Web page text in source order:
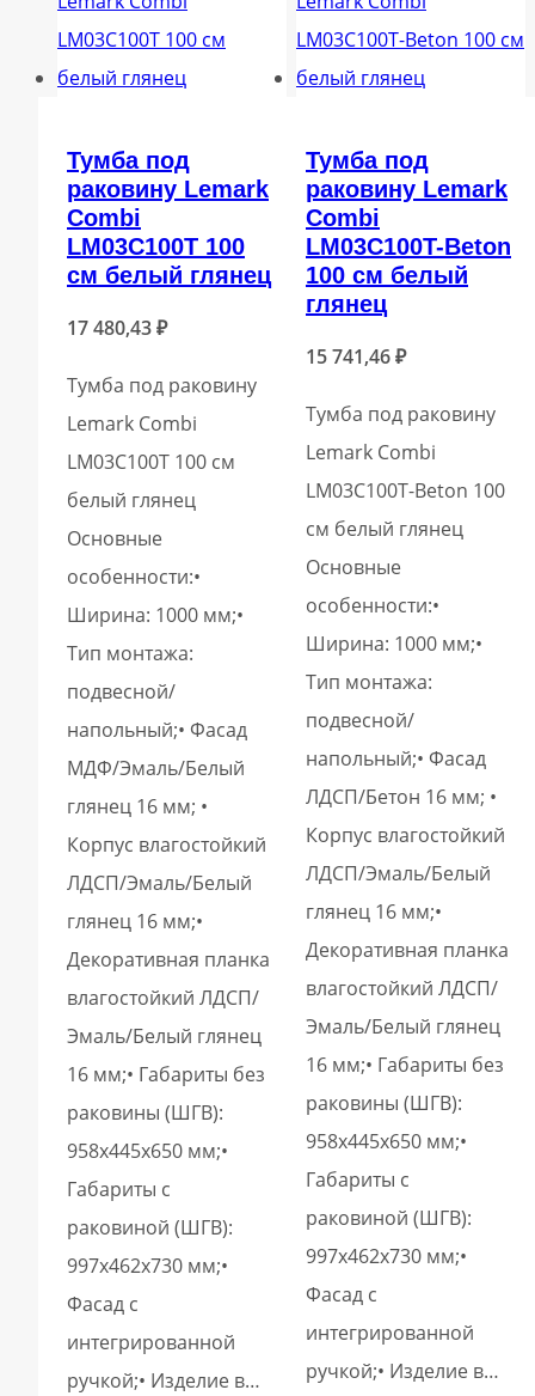
Тумба под
раковину Lemark
Combi
LM03C100T 100
см белый глянец
17 480,43₽
Тумба под раковину
Lemark Combi
LM03C100T 100 см
белый глянец
Основные
особенности:•
Ширина: 1000 мм;•
Тип монтажа:
подвесной/
напольный;• Фасад
МДФ/Эмаль/Белый
глянец 16 мм; •
Корпус влагостойкий
ЛДСП/Эмаль/Белый
глянец 16 мм;•
Декоративная планка
влагостойкий ЛДСП/
Эмаль/Белый глянец
16 мм;• Габариты без
раковины (ШГВ):
958х445х650 мм;•
Габариты с
раковиной (ШГВ):
997х462х730 мм;•
Фасад с
интегрированной
ручкой;• Изделие в…
Тумба под
раковину Lemark
Combi
LM03C100T-Beton
100 см белый
глянец
15 741,46₽
Тумба под раковину
Lemark Combi
LM03C100T-Beton 100
см белый глянец
Основные
особенности:•
Ширина: 1000 мм;•
Тип монтажа:
подвесной/
напольный;• Фасад
ЛДСП/Бетон 16 мм; •
Корпус влагостойкий
ЛДСП/Эмаль/Белый
глянец 16 мм;•
Декоративная планка
влагостойкий ЛДСП/
Эмаль/Белый глянец
16 мм;• Габариты без
раковины (ШГВ):
958х445х650 мм;•
Габариты с
раковиной (ШГВ):
997х462х730 мм;•
Фасад с
интегрированной
ручкой;• Изделие в…